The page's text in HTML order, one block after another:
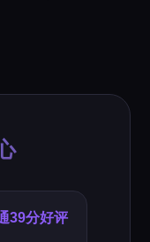
39分好评